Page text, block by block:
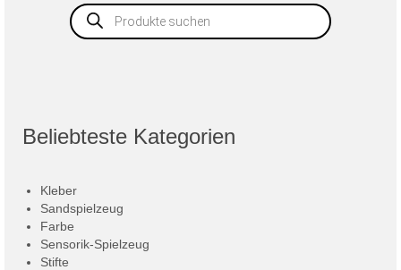
Products
search
Beliebteste Kategorien
Kleber
Sandspielzeug
Farbe
Sensorik-Spielzeug
Stifte